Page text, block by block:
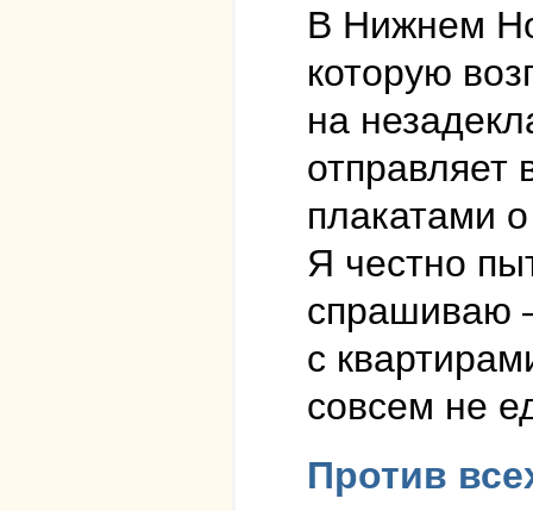
В Нижнем
которую
на
отправляет
плакатами
Я честно
спрашиваю
с
совсем не
Против